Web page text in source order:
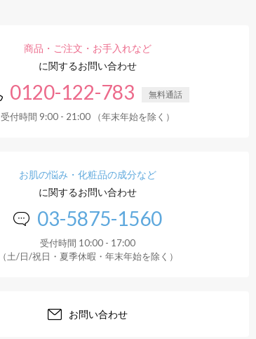
商品・ご注文・お手入れなど
に関するお問い合わせ
0120-122-783 無料通話
受付時間 9:00 - 21:00 （年末年始を除く）
お肌の悩み・化粧品の成分など
に関するお問い合わせ
03-5875-1560
受付時間 10:00 - 17:00
（土/日/祝日・夏季休暇・年末年始を除く）
お問い合わせ